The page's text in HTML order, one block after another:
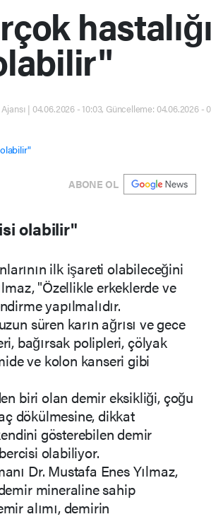
| 04.06.2026 - 10:03, Güncelleme: 04.06.2026 -
ABONE OL
olabilir"
ilk işareti olabileceğini
"Özellikle erkeklerde ve
yapılmalıdır.
süren karın ağrısı ve gece
bağırsak polipleri, çölyak
ve kolon kanseri gibi
biri olan demir eksikliği, çoğu
dökülmesine, dikkat
gösterebilen demir
olabiliyor.
Dr. Mustafa Enes Yılmaz,
mineraline sahip
alımı, demirin